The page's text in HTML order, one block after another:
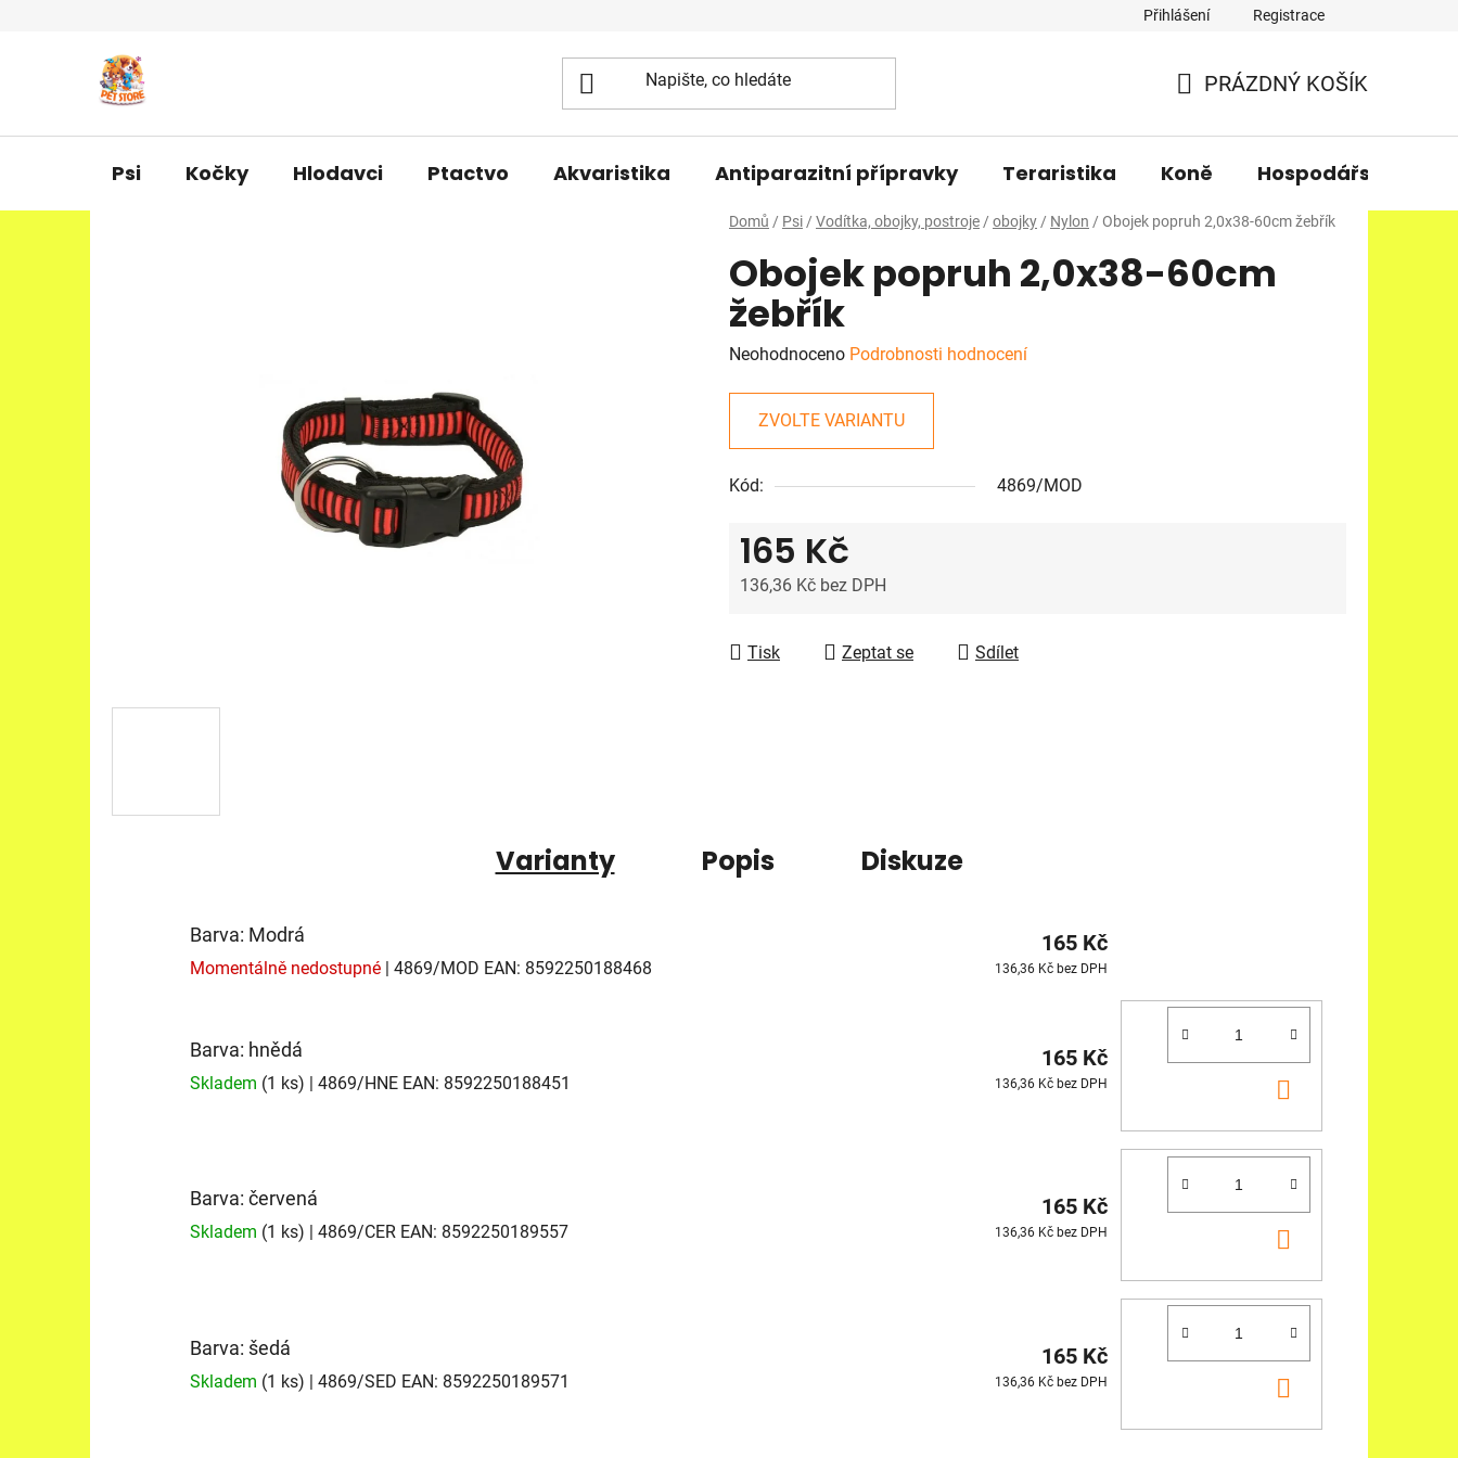
Přihlášení Registrace
KOŠÍK
PRÁZDNÝ KOŠÍK
Psi Kočky Hlodavci Ptactvo Akvaristika Antiparazitní přípravky Teraristika Koně Hospodářská
Domů / Psi / Vodítka, obojky, postroje / obojky / Nylon / Obojek popruh 2,0x38-60cm žebřík
Obojek popruh 2,0x38-60cm
žebřík
Průměrné
produktu
hvězdiček.
Neohodnoceno Podrobnosti hodnocení
ZVOLTE VARIANTU
Kód: 4869/MOD
165 Kč
136,36 Kč bez DPH
Tisk
Zeptat se Sdílet
Varianty Popis Diskuze
Barva: Modrá
Momentálně nedostupné | 4869/MOD EAN: 8592250188468
165 Kč
136,36 Kč bez DPH
Barva: hnědá
Skladem (1 ks) | 4869/HNE EAN: 8592250188451
165 Kč
136,36 Kč bez DPH
Barva: červená
Skladem (1 ks) | 4869/CER EAN: 8592250189557
165 Kč
136,36 Kč bez DPH
Barva: šedá
Skladem (1 ks) | 4869/SED EAN: 8592250189571
165 Kč
136,36 Kč bez DPH